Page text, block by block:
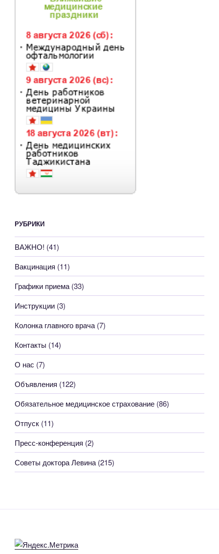
РУБРИКИ
ВАЖНО! (41)
Вакцинация (11)
Графики приема (33)
Инструкции (3)
Колонка главного врача (7)
Контакты (14)
О нас (7)
Объявления (122)
Обязательное медицинское страхование (86)
Отпуск (11)
Пресс-конференция (2)
Советы доктора Левина (215)